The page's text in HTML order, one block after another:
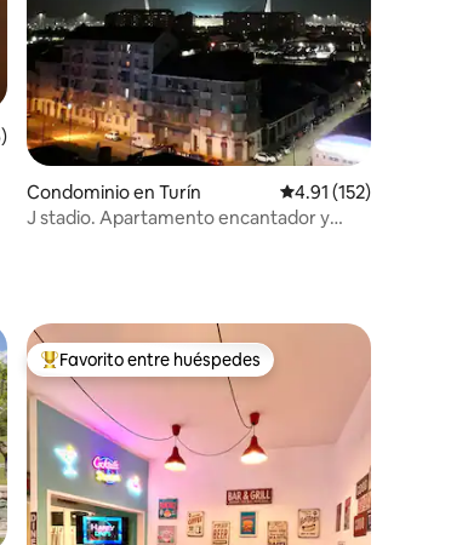
promedio: 4.84 de 5; 396 evaluaciones
Condominio en Turín Calificación promedio:
4.91 (152)
J stadio. Apartamento encantador y
De los mejores en Favorito entre huéspedes
Favorito entre huéspedes